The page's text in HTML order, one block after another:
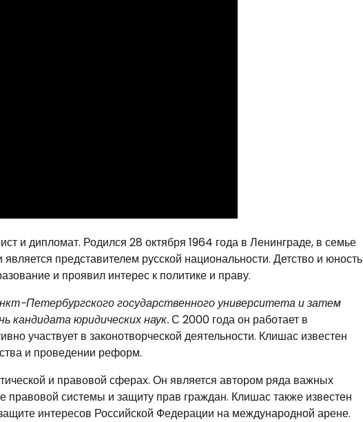
и дипломат. Родился 28 октября 1964 года в Ленинграде, в семье
представителем русской национальности. Детство и юность
и проявил интерес к политике и праву.
Петербургского государственного университета и затем
кандидата юридических наук.С 2000 года он работает в
участвует в законотворческой деятельности. Клишас известен
и проведении реформ.
и правовой сферах. Он является автором ряда важных
системы и защиту прав граждан. Клишас также известен
интересов Российской Федерации на международной арене.